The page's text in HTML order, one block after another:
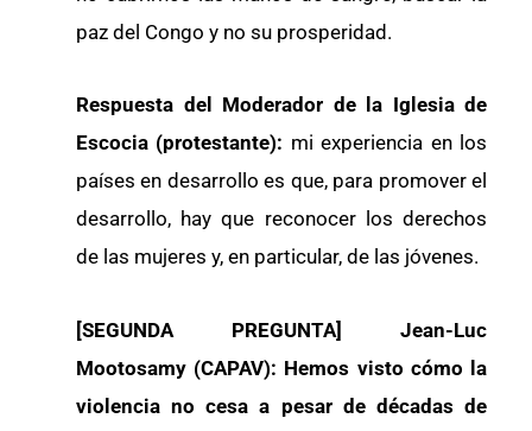
paz del Congo y no su prosperidad.
Respuesta del Moderador de la Iglesia de
Escocia (protestante): mi experiencia en los
países en desarrollo es que, para promover el
desarrollo, hay que reconocer los derechos
de las mujeres y, en particular, de las jóvenes.
[SEGUNDA PREGUNTA]
Jean-Luc
Mootosamy (CAPAV): Hemos visto cómo la
violencia no cesa a pesar de décadas de